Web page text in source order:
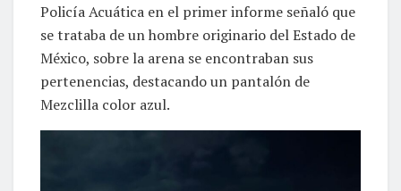
Policía Acuática en el primer informe señaló que
se trataba de un hombre originario del Estado de
México, sobre la arena se encontraban sus
pertenencias, destacando un pantalón de
Mezclilla color azul.